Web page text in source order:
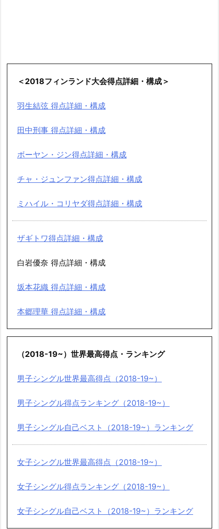
＜2018フィンランド大会得点詳細・構成＞
羽生結弦 得点詳細・構成
田中刑事 得点詳細・構成
ボーヤン・ジン得点詳細・構成
チャ・ジュンファン得点詳細・構成
ミハイル・コリヤダ得点詳細・構成
ザギトワ得点詳細・構成
白岩優奈 得点詳細・構成
坂本花織 得点詳細・構成
本郷理華 得点詳細・構成
（2018-19~）世界最高得点・ランキング
男子シングル世界最高得点（2018-19~）
男子シングル得点ランキング（2018-19~）
男子シングル自己ベスト（2018-19~）ランキング
女子シングル世界最高得点（2018-19~）
女子シングル得点ランキング（2018-19~）
女子シングル自己ベスト（2018-19~）ランキング